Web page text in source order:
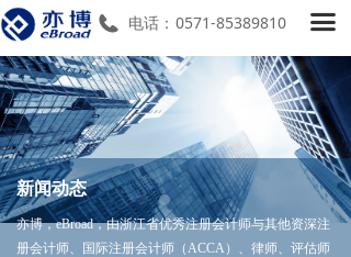
끀
首页
关于我们
服务项目
亦博微讯
新闻动态
电话： 0571-85389810
新闻动态
亦博，eBroad，由浙江省优秀注册会计师与其他资深注
册会计师、国际注册会计师（ACCA）、律师、评估师